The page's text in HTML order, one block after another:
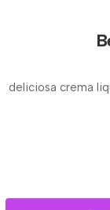
deliciosa crema